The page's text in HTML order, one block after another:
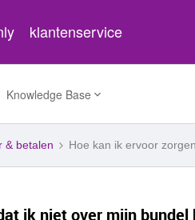
klantenservice
Knowledge Base
& betalen Hoe kan ik ervoor
ik niet over mijn bundel